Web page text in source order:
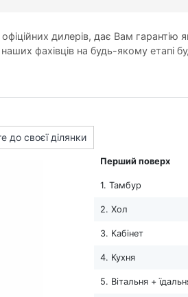
дилерів, дає Вам гарантію
фахівців на будь-якому етапі
до своєї ділянки
Перший поверх
1. Тамбур
2. Хол
3. Кабінет
4. Кухня
5. Вітальня +